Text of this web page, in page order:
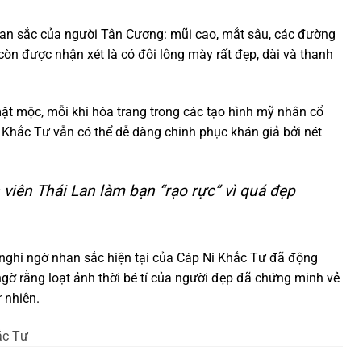
sắc của người Tân Cương: mũi cao, mắt sâu, các đường
được nhận xét là có đôi lông mày rất đẹp, dài và thanh
mộc, mỗi khi hóa trang trong các tạo hình mỹ nhân cổ
Khắc Tư vẫn có thể dễ dàng chinh phục khán giả bởi nét
Thái Lan làm bạn “rạo rực” vì quá đẹp
ngờ nhan sắc hiện tại của Cáp Ni Khắc Tư đã động
rằng loạt ảnh thời bé tí của người đẹp đã chứng minh vẻ
nhiên.